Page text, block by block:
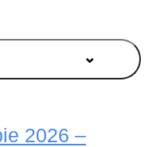
⌄
2026 –